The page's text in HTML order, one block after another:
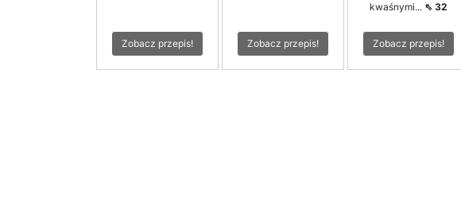
Zobacz przepis! Zobacz przepis!
kwaśnymi... ⇖ 32
Zobacz przepis!